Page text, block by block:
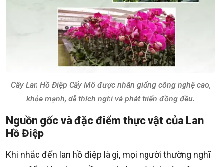
Cây Lan Hồ Điệp Cấy Mô được nhân giống công nghệ cao,
khỏe mạnh, dễ thích nghi và phát triển đồng đều.
Nguồn gốc và đặc điểm thực vật của Lan
Hồ Điệp
Khi nhắc đến lan hồ điệp là gì, mọi người thường nghĩ